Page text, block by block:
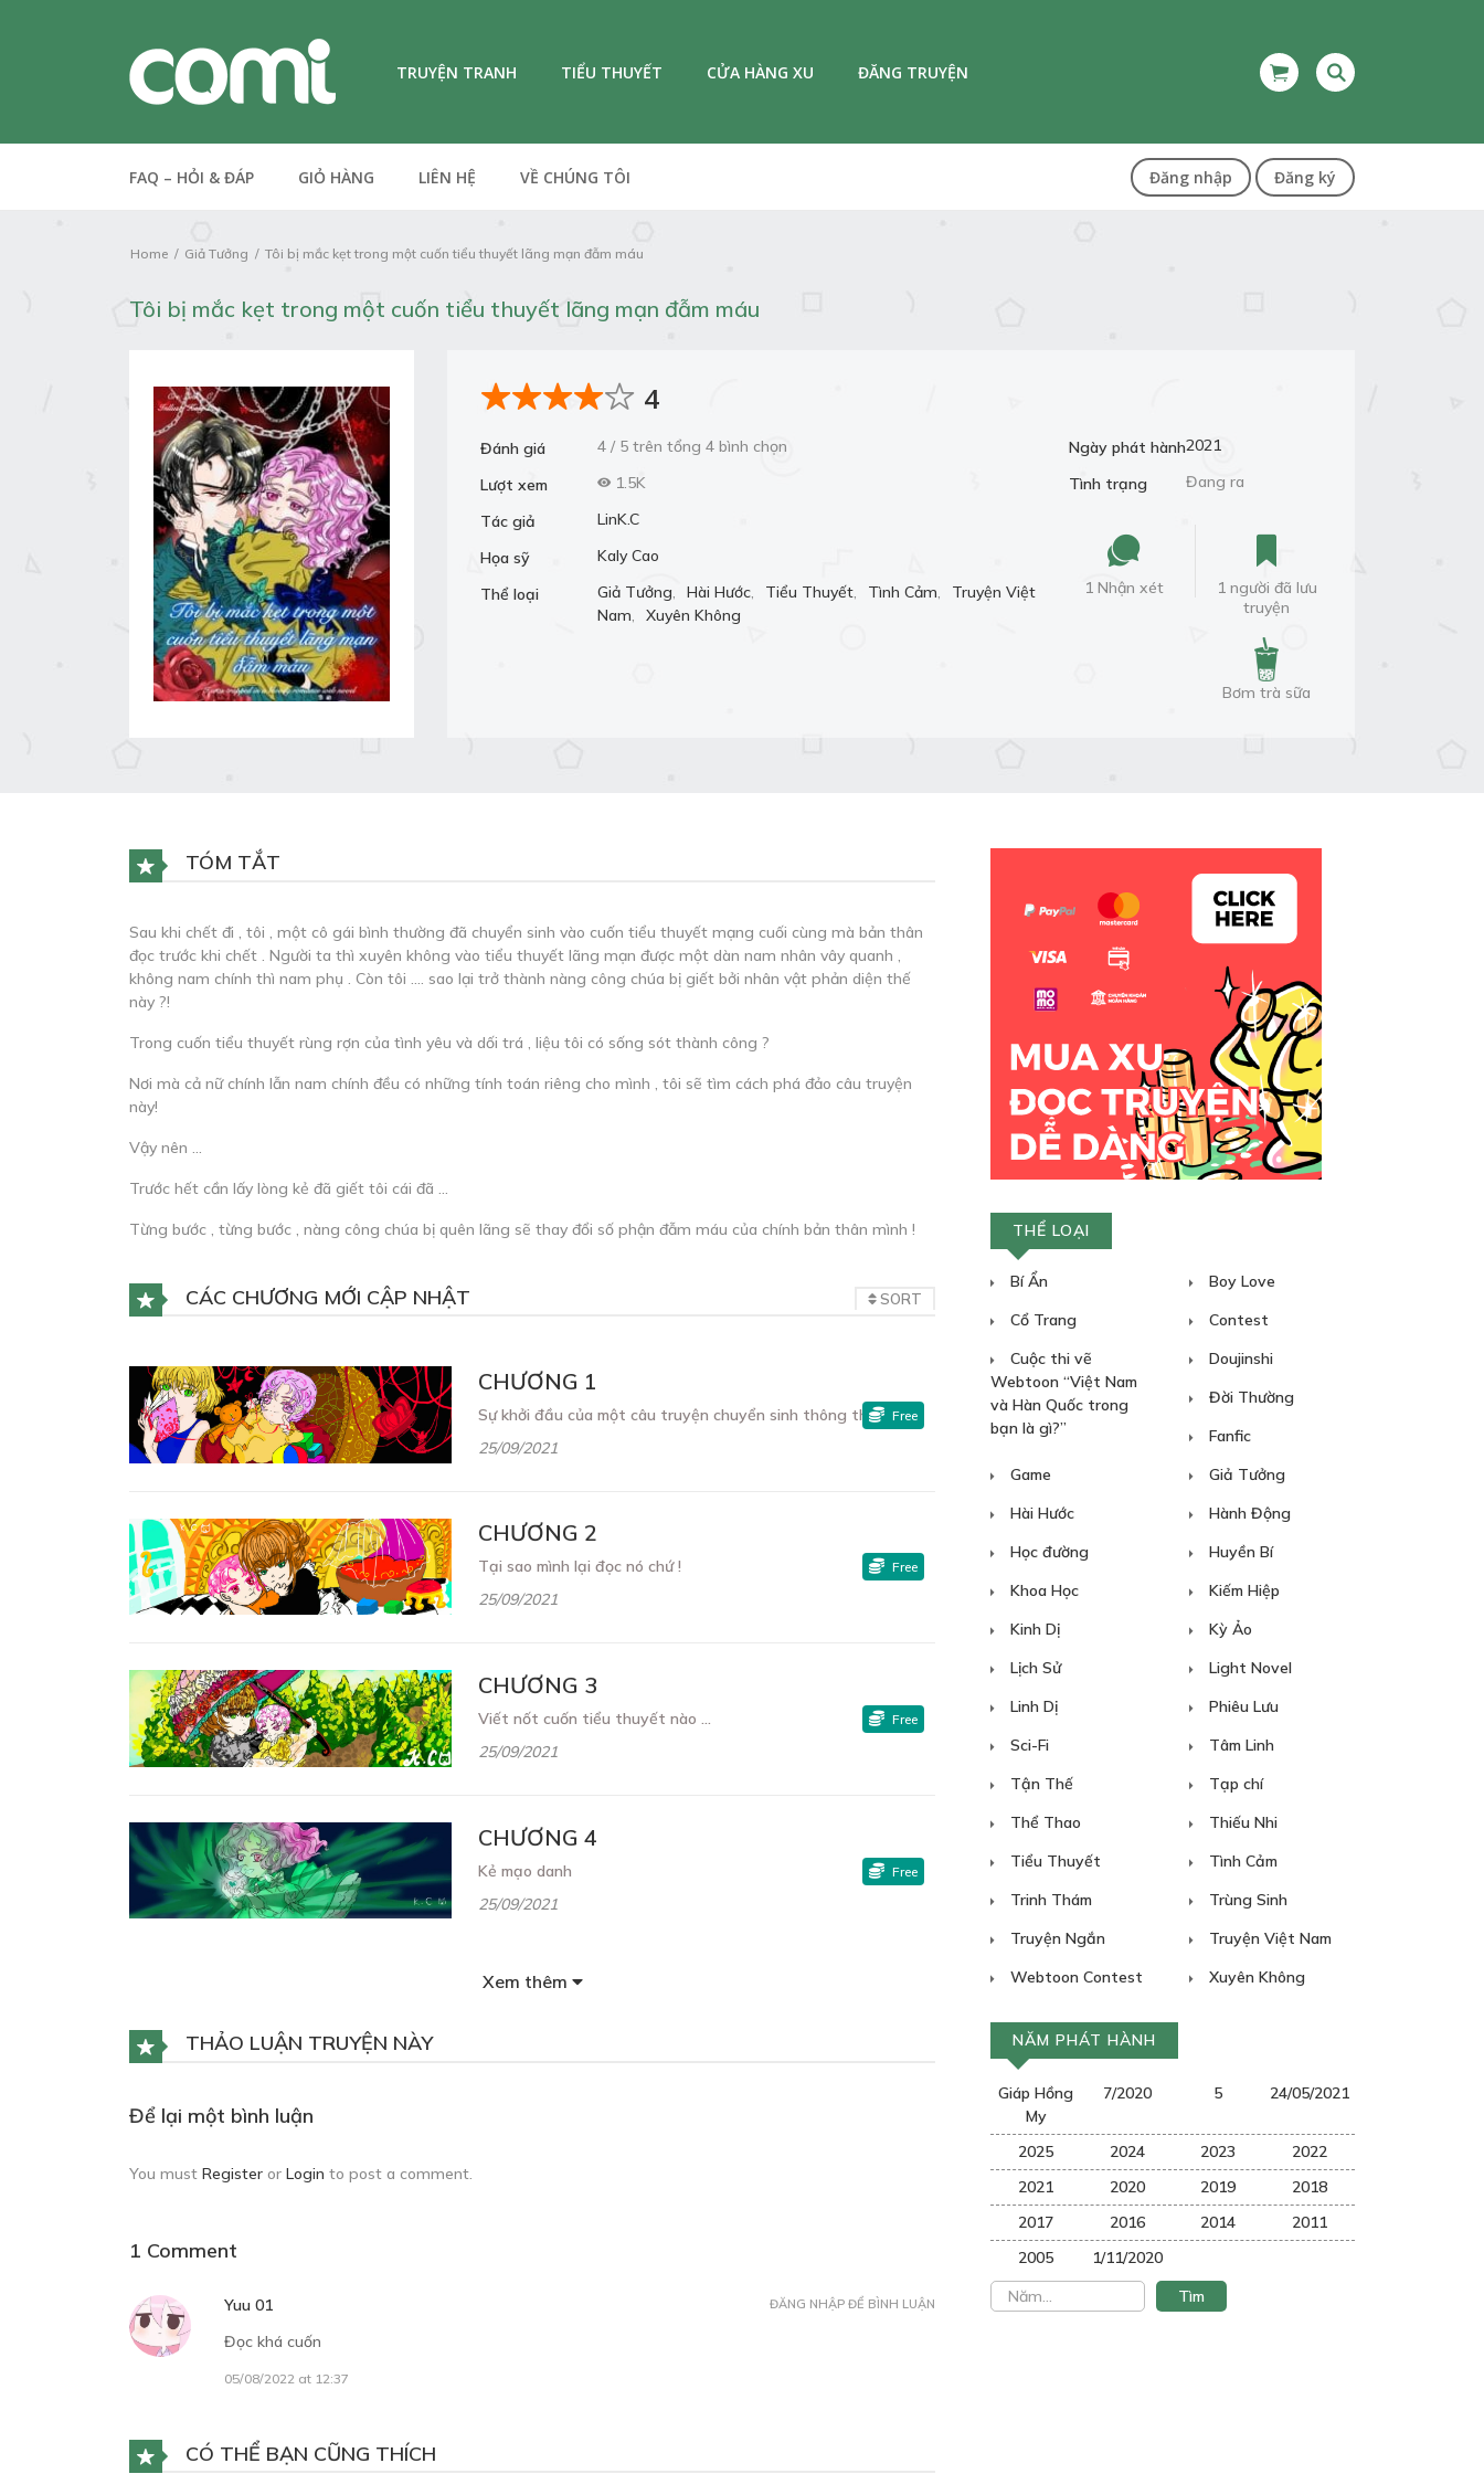
TRUYỆN TRANH TIỂU THUYẾT CỬA HÀNG XU ĐĂNG TRUYỆN
FAQ – HỎI & ĐÁP GIỎ HÀNG LIÊN HỆ VỀ CHÚNG TÔI Đăng nhập Đăng ký
Home Giả Tưởng Tôi bị mắc kẹt trong một cuốn tiểu thuyết lãng mạn đẫm máu
Tôi bị mắc kẹt trong một cuốn tiểu thuyết lãng mạn đẫm máu
4
Đánh giá
4 / 5 trên tổng 4 bình chọn
Lượt xem
1.5K
Tác giả
LinK.C
Họa sỹ
Kaly Cao
Thể loại
Giả Tưởng, Hài Hước, Tiểu Thuyết, Tình Cảm,
Truyện Việt
Nam, Xuyên Không
Ngày phát hành2021
Tình trạng
Đang ra
1 Nhận xét
1 người đã lưu
truyện
Bơm trà sữa
TÓM TẮT
Sau khi chết đi , tôi , một cô gái bình thường đã chuyển sinh vào cuốn tiểu thuyết mạng cuối cùng mà bản thân
đọc trước khi chết . Người ta thì xuyên không vào tiểu thuyết lãng mạn được một dàn nam nhân vây quanh ,
không nam chính thì nam phụ . Còn tôi …. sao lại trở thành nàng công chúa bị giết bởi nhân vật phản diện thế
này ?!
Trong cuốn tiểu thuyết rùng rợn của tình yêu và dối trá , liệu tôi có sống sót thành công ?
Nơi mà cả nữ chính lẫn nam chính đều có những tính toán riêng cho mình , tôi sẽ tìm cách phá đảo câu truyện
này!
Vậy nên …
Trước hết cần lấy lòng kẻ đã giết tôi cái đã …
Từng bước , từng bước , nàng công chúa bị quên lãng sẽ thay đổi số phận đẫm máu của chính bản thân mình !
CÁC CHƯƠNG MỚI CẬP NHẬT SORT
CHƯƠNG 1
Sự khởi đầu của một câu truyện chuyển sinh thông thường
25/09/2021
Free
CHƯƠNG 2
Tại sao mình lại đọc nó chứ !
25/09/2021
Free
CHƯƠNG 3
Viết nốt cuốn tiểu thuyết nào ...
25/09/2021
Free
CHƯƠNG 4
Kẻ mạo danh
25/09/2021
Free
25/09/2021
CHƯƠNG 6
25/09/2021
Hoàng hậu của Flora
CHƯƠNG 8
Cách để trao đổi trong một thỏa thuận một mất một còn
Xem thêm
THẢO LUẬN TRUYỆN NÀY
Để lại một bình luận
You must Register or Login to post a comment.
1 Comment
Yuu 01
Đọc khá cuốn
05/08/2022 at 12:37
ĐĂNG NHẬP ĐỂ BÌNH LUẬN
CÓ THỂ BẠN CŨNG THÍCH
THỂ LOẠI
Bí Ẩn
Boy Love
Cổ Trang
Contest
Cuộc thi vẽ
Webtoon “Việt Nam
và Hàn Quốc trong
bạn là gì?”
Doujinshi
Đời Thường
Fanfic
Game
Giả Tưởng
Hài Hước
Hành Động
Học đường
Huyền Bí
Khoa Học
Kiếm Hiệp
Kinh Dị
Kỳ Ảo
Lịch Sử
Light Novel
Linh Dị
Phiêu Lưu
Sci-Fi
Tâm Linh
Tận Thế
Tạp chí
Thể Thao
Thiếu Nhi
Tiểu Thuyết
Tình Cảm
Trinh Thám
Trùng Sinh
Truyện Ngắn
Truyện Việt Nam
Webtoon Contest
Xuyên Không
NĂM PHÁT HÀNH
Giáp Hồng
My
7/2020 5 24/05/2021
2025 2024 2023
2022
2021
2020 2019
2018
2017
2016 2014
2011
2005
1/11/2020